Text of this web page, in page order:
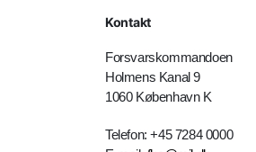
Kontakt
Forsvarskommandoen
Holmens Kanal 9
1060 København K
Telefon: +45 7284 0000